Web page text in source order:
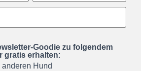
Goodie zu folgendem
gratis erhalten:
Hund